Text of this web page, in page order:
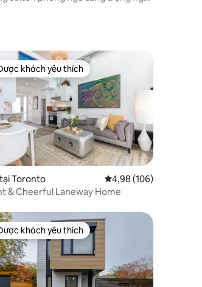
4,86/5, 118 đánh giá
khách yêu thích nhất
khách yêu thích
Toronto Xếp hạng trung bình
4,98 (106)
& Cheerful Laneway Home
khách yêu thích nhất
khách yêu thích